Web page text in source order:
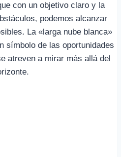
con un objetivo claro y la
podemos alcanzar
La «larga nube blanca»
símbolo de las oportunidades
atreven a mirar más allá del